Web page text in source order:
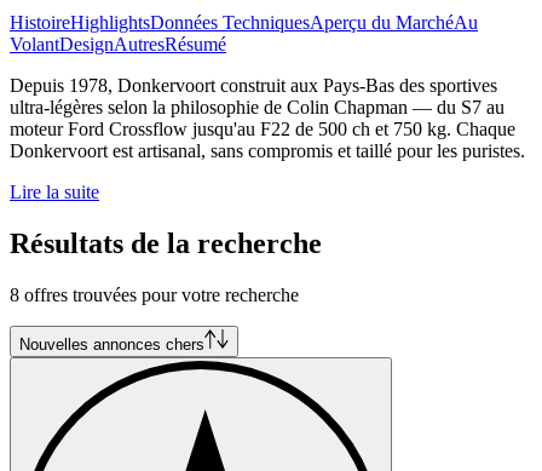
HistoireHighlightsDonnées TechniquesAperçu du MarchéAu
VolantDesignAutresRésumé
Depuis 1978, Donkervoort construit aux Pays-Bas des sportives
ultra-légères selon la philosophie de Colin Chapman — du S7 au
moteur Ford Crossflow jusqu'au F22 de 500 ch et 750 kg. Chaque
Donkervoort est artisanal, sans compromis et taillé pour les puristes.
Lire la suite
Résultats de la recherche
8 offres trouvées pour votre recherche
Nouvelles annonces chers